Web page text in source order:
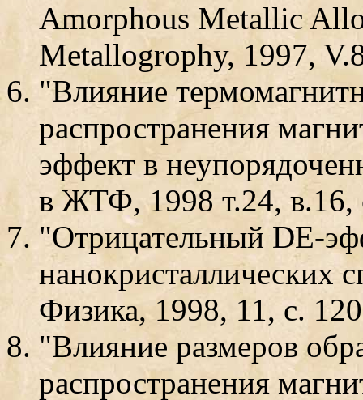
Amorphous Metallic
Metallogrophy, 1997,
"Влияние
распространения
эффект в
в ЖТФ, 1998 т.24, в.16,
"Отрицательный DЕ-
нанокристаллических
Физика, 1998, 11, с.
"Влияние размеров
распространения